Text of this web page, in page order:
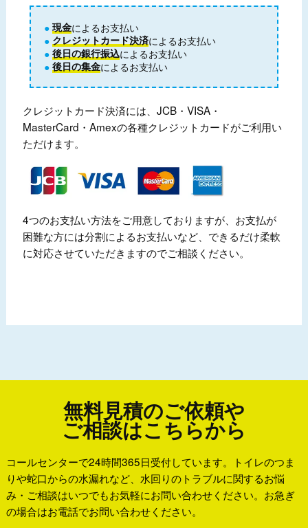
現金によるお支払い
クレジットカード決済によるお支払い
後日の銀行振込によるお支払い
後日の集金によるお支払い
クレジットカード決済には、JCB・VISA・
MasterCard・Amexの各種クレジットカードがご利用い
ただけます。
4つのお支払い方法をご用意しておりますが、お支払が
困難な方には分割によるお支払いなど、できるだけ柔軟
に対応させていただきますのでご相談ください。
無料見積のご依頼や
ご相談はこちらから
コールセンターで24時間365日受付しています。トイレのつま
りや蛇口からの水漏れなど、水回りのトラブルに関するお悩
み・ご相談はいつでもお気軽にお問い合わせください。お急ぎ
の場合はお電話でお問い合わせください。